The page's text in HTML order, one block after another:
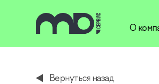
О
Вернуться назад